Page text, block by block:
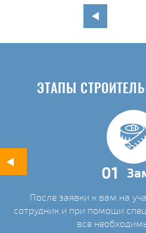
ЭТАПЫ
01
После заявки к вам на
сотрудник и при помощи
все